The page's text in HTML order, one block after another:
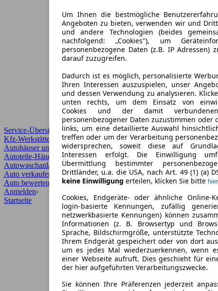
Service-Übersicht
Kfz-Werkstätten
Autohäuser und Händler
Autoteile-Händler
Autowaschanlagen
Auto verkaufen
Auto bewerten
Anmelden›
Um Ihnen die bestmögliche
Angeboten zu bieten, verwenden wir und
und andere Technologien (beides
nachfolgend: „Cookies"), um
personenbezogene Daten (z.B. IP Adressen)
darauf zuzugreifen.
Dadurch ist es möglich, personalisierte
Ihren Interessen auszuspielen, unser
und dessen Verwendung zu analysieren.
unten rechts, um dem Einsatz von
Cookies und der damit
personenbezogener Daten zuzustimmen oder
links, um eine detaillierte Auswahl
treffen oder um der Verarbeitung
widersprechen, soweit diese auf
Interessen erfolgt. Die Einwilligung
Übermittlung bestimmter
Drittländer, u.a. die USA, nach Art. 49 (1) (a)
keine Einwilligung erteilen, klicken Sie bitte hier
Cookies, Endgeräte- oder ähnliche Online-
login-basierte Kennungen, zufällig
netzwerkbasierte Kennungen) können
Informationen (z. B. Browsertyp und
Sprache, Bildschirmgröße, unterstützte
Ihrem Endgerät gespeichert oder von dort
um es jedes Mal wiederzuerkennen, wenn
einer Webseite aufruft. Dies geschieht für
der hier aufgeführten Verarbeitungszwecke.
Sie können Ihre Präferenzen jederzeit
Startseite